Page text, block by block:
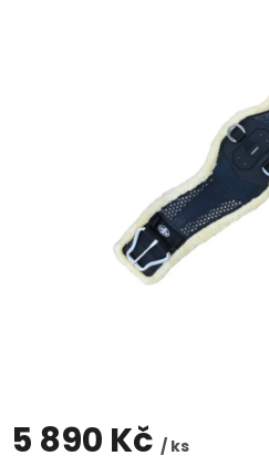
5 890 Kč / ks